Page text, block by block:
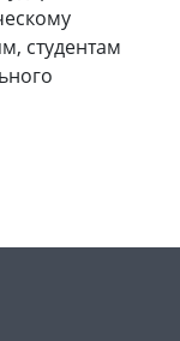
студентам